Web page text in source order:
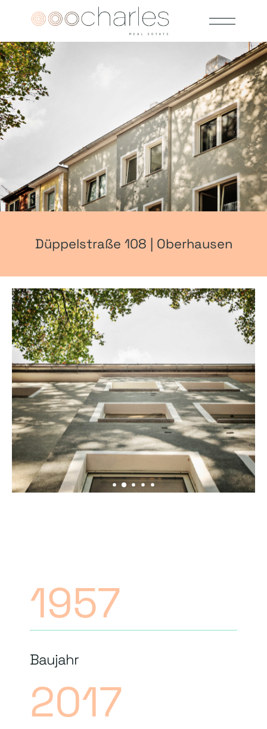
Düppelstraße 108 | Oberhausen
1957
Baujahr
2017